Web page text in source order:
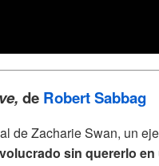
de Robert Sabbag
de Zacharie Swan, un
sin quererlo